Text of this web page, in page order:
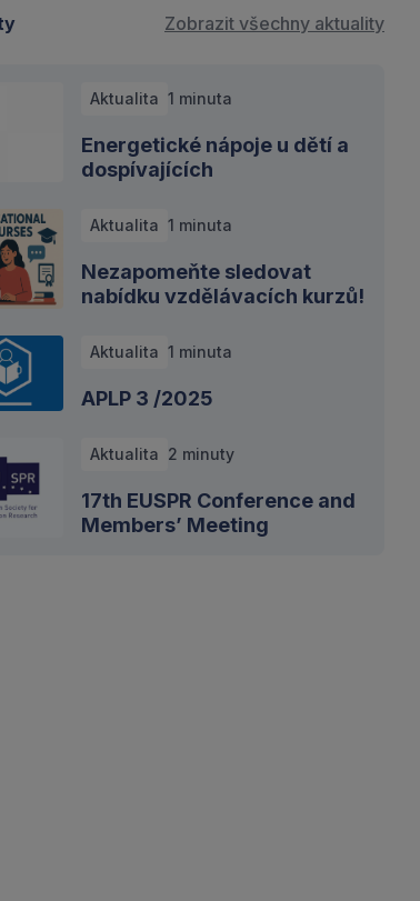
Aktualita 1 minuta
Energetické nápoje u dětí a
dospívajících
Aktualita 1 minuta
Nezapomeňte sledovat
nabídku vzdělávacích kurzů!
Aktualita 1 minuta
APLP 3 /2025
Aktualita 2 minuty
17th EUSPR Conference and
Members’ Meeting
Zobrazit všechny aktuality